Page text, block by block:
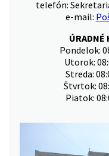
telefón:
e-mail:
ÚRADNÉ
Pondelok:
Utorok:
Streda:
Štvrtok:
Piatok: